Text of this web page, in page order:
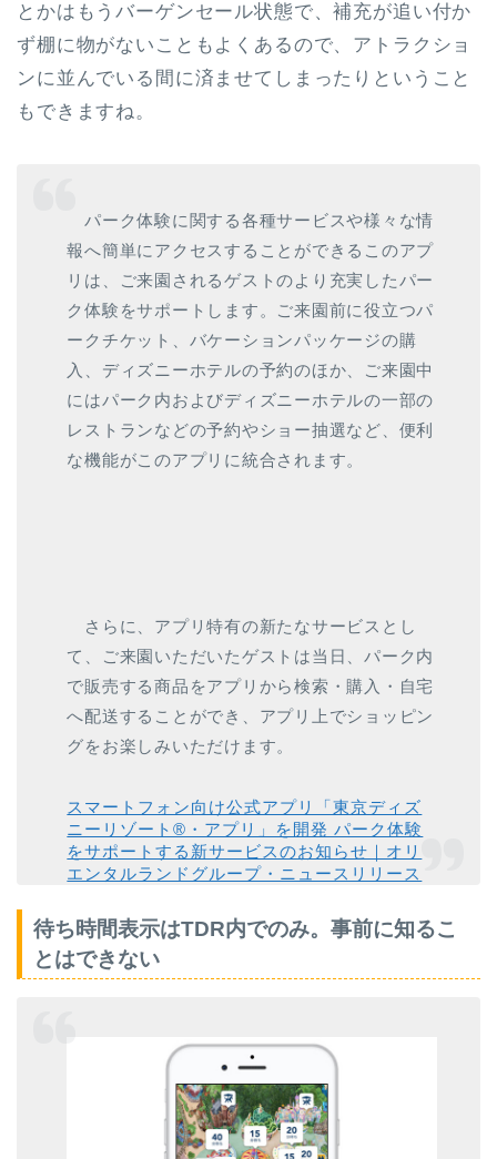
とかはもうバーゲンセール状態で、補充が追い付か
ず棚に物がないこともよくあるので、アトラクショ
ンに並んでいる間に済ませてしまったりということ
もできますね。
パーク体験に関する各種サービスや様々な情
報へ簡単にアクセスすることができるこのアプ
リは、ご来園されるゲストのより充実したパー
ク体験をサポートします。ご来園前に役立つパ
ークチケット、バケーションパッケージの購
入、ディズニーホテルの予約のほか、ご来園中
にはパーク内およびディズニーホテルの一部の
レストランなどの予約やショー抽選など、便利
な機能がこのアプリに統合されます。
さらに、アプリ特有の新たなサービスとし
て、ご来園いただいたゲストは当日、パーク内
で販売する商品をアプリから検索・購入・自宅
へ配送することができ、アプリ上でショッピン
グをお楽しみいただけます。
スマートフォン向け公式アプリ「東京ディズ
ニーリゾート®・アプリ」を開発 パーク体験
をサポートする新サービスのお知らせ｜オリ
エンタルランドグループ・ニュースリリース
待ち時間表示はTDR内でのみ。事前に知るこ
とはできない